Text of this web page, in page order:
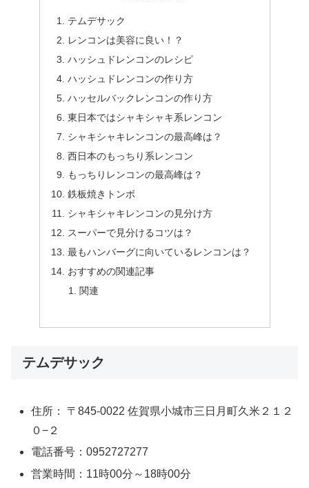
テムデサック
レンコンは美容に良い！？
ハッシュドレンコンのレシピ
ハッシュドレンコンの作り方
ハッセルバックレンコンの作り方
東日本ではシャキシャキ系レンコン
シャキシャキレンコンの最高峰は？
西日本のもっちり系レンコン
もっちりレンコンの最高峰は？
鉄板焼きトンボ
シャキシャキレンコンの見分け方
スーパーで見分けるコツは？
最もハンバーグに向いているレンコンは？
おすすめの関連記事
関連
テムデサック
住所： 〒845-0022 佐賀県小城市三日月町久米２１２
０−２
電話番号：0952727277
営業時間：11時00分～18時00分